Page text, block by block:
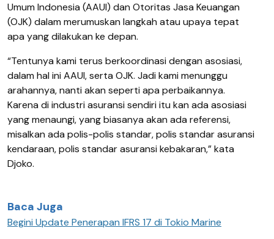
Umum Indonesia (AAUI) dan Otoritas Jasa Keuangan
(OJK) dalam merumuskan langkah atau upaya tepat
apa yang dilakukan ke depan.
“Tentunya kami terus berkoordinasi dengan asosiasi,
dalam hal ini AAUI, serta OJK. Jadi kami menunggu
arahannya, nanti akan seperti apa perbaikannya.
Karena di industri asuransi sendiri itu kan ada asosiasi
yang menaungi, yang biasanya akan ada referensi,
misalkan ada polis-polis standar, polis standar asuransi
kendaraan, polis standar asuransi kebakaran,” kata
Djoko.
Baca Juga
Begini Update Penerapan IFRS 17 di Tokio Marine